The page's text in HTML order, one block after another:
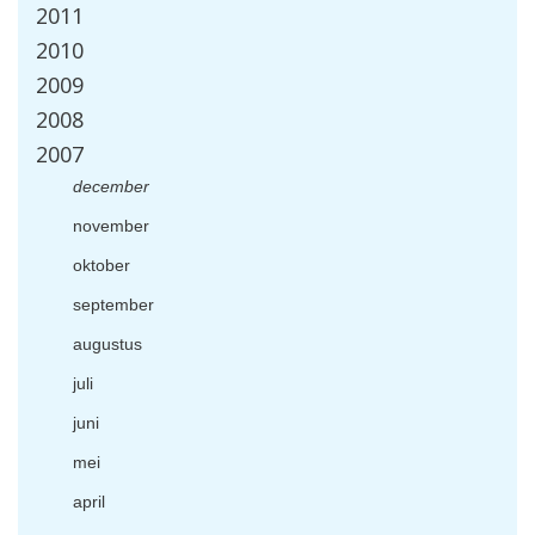
2011
2010
2009
2008
2007
december
november
oktober
september
augustus
juli
juni
mei
april